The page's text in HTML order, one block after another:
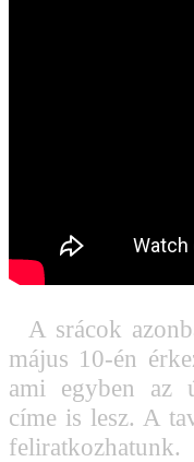
A srácok
május 10-én
ami egyben az
címe is lesz. A
feliratkozhatunk.